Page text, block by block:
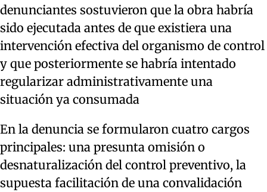
denunciantes sostuvieron que la obra habría
sido ejecutada antes de que existiera una
intervención efectiva del organismo de control
y que posteriormente se habría intentado
regularizar administrativamente una
situación ya consumada
En la denuncia se formularon cuatro cargos
principales: una presunta omisión o
desnaturalización del control preventivo, la
supuesta facilitación de una convalidación